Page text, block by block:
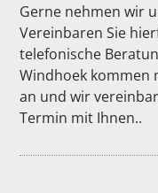
Gerne nehmen wir
Vereinbaren Sie
telefonische
Windhoek kommen
an und wir
Termin mit Ihnen..